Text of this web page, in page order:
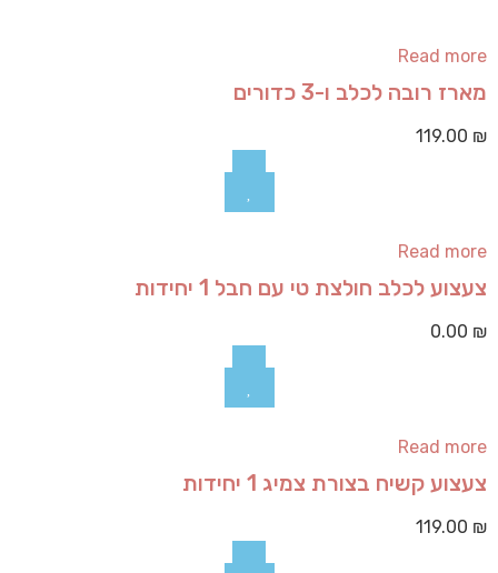
Read more
מארז רובה לכלב ו-3 כדורים
119.00 ₪
Read more
צעצוע לכלב חולצת טי עם חבל 1 יחידות
0.00 ₪
Read more
צעצוע קשיח בצורת צמיג 1 יחידות
119.00 ₪